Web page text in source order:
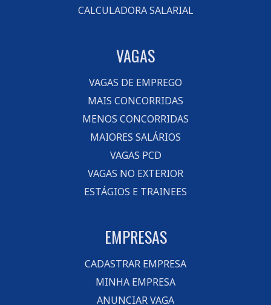
CALCULADORA SALARIAL
VAGAS
VAGAS DE EMPREGO
MAIS CONCORRIDAS
MENOS CONCORRIDAS
MAIORES SALÁRIOS
VAGAS PCD
VAGAS NO EXTERIOR
ESTÁGIOS E TRAINEES
EMPRESAS
CADASTRAR EMPRESA
MINHA EMPRESA
ANUNCIAR VAGA